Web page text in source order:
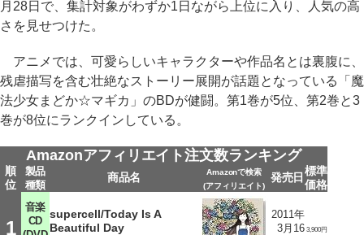
月28日で、集計対象がわずか1日ながら上位に入り、人気の高
さを見せつけた。
アニメでは、可愛らしいキャラクターや作品名とは裏腹に、
残虐描写を含む壮絶なストーリー展開が話題となっている「魔
法少女まどか☆マギカ」のBDが健闘。第1巻が5位、第2巻と3
巻が8位にランクインしている。
Amazonアフィリエイト注文数ランキング
順
位
製品
種類
商品名
Amazonで検索
(アフィリエイト)
発売日 標準
価格
1
音楽
CD
supercell/Today Is A
Beautiful Day
2011年
3月16 3,900円